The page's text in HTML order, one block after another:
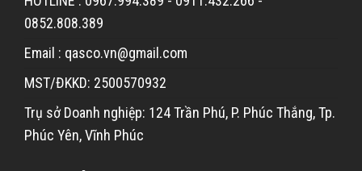
0852.808.389
Email : qasco.vn@gmail.com
MST/ĐKKD: 2500570932
Trụ sở Doanh nghiệp: 124 Trần Phú, P. Phúc Thắng, Tp.
Phúc Yên, Vĩnh Phúc